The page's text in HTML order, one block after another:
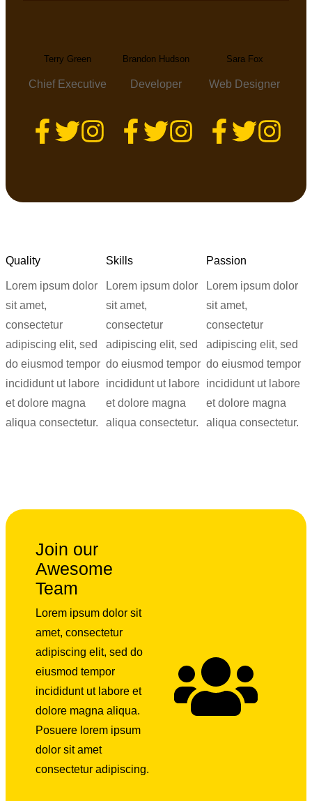
Terry Green
Chief Executive
Brandon Hudson
Developer
Sara Fox
Web Designer
Quality
Lorem ipsum dolor
sit amet,
consectetur
adipiscing elit, sed
do eiusmod tempor
incididunt ut labore
et dolore magna
aliqua consectetur.
Skills
Lorem ipsum dolor
sit amet,
consectetur
adipiscing elit, sed
do eiusmod tempor
incididunt ut labore
et dolore magna
aliqua consectetur.
Passion
Lorem ipsum dolor
sit amet,
consectetur
adipiscing elit, sed
do eiusmod tempor
incididunt ut labore
et dolore magna
aliqua consectetur.
Join our
Awesome
Team
Lorem ipsum dolor sit
amet, consectetur
adipiscing elit, sed do
eiusmod tempor
incididunt ut labore et
dolore magna aliqua.
Posuere lorem ipsum
dolor sit amet
consectetur adipiscing.